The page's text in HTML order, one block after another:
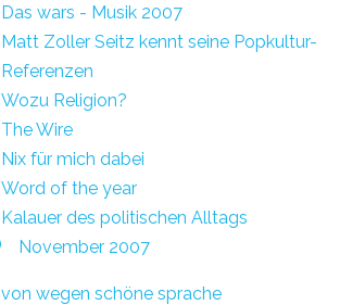
Das wars - Musik 2007
Matt Zoller Seitz kennt seine Popkultur-
Referenzen
Wozu Religion?
The Wire
Nix für mich dabei
Word of the year
Kalauer des politischen Alltags
November 2007
von wegen schöne sprache